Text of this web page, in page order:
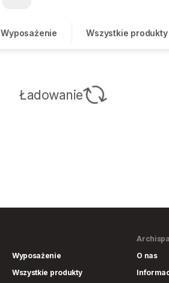
Wyposażenie Wszystkie produkty
Ładowanie
Wyposażenie
Wszystkie produkty
O nas